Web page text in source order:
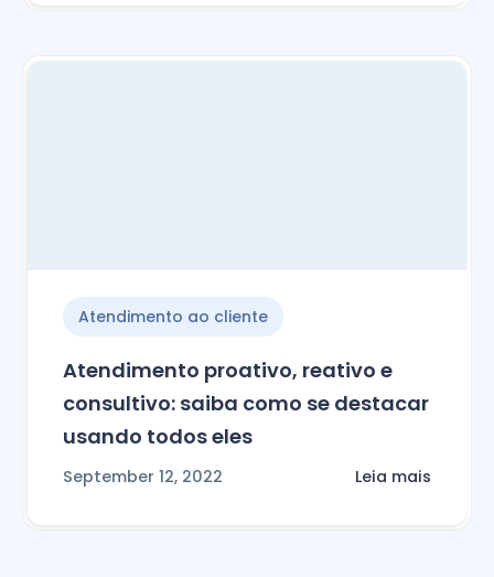
Atendimento ao cliente
Atendimento proativo, reativo e
consultivo: saiba como se destacar
usando todos eles
September 12, 2022 Leia mais